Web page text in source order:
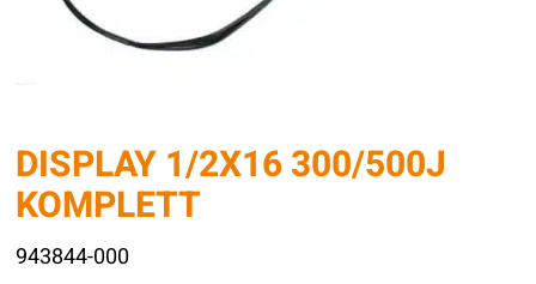
DISPLAY 1/2X16 300/500J
KOMPLETT
943844-000